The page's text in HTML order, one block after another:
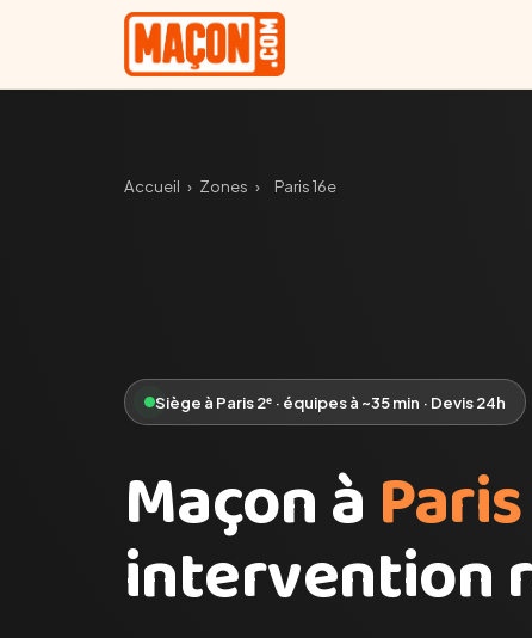
Accueil › Zones › Paris 16e
Siège à Paris 2ᵉ · équipes à ~35 min · Devis 24h
Maçon à
intervention